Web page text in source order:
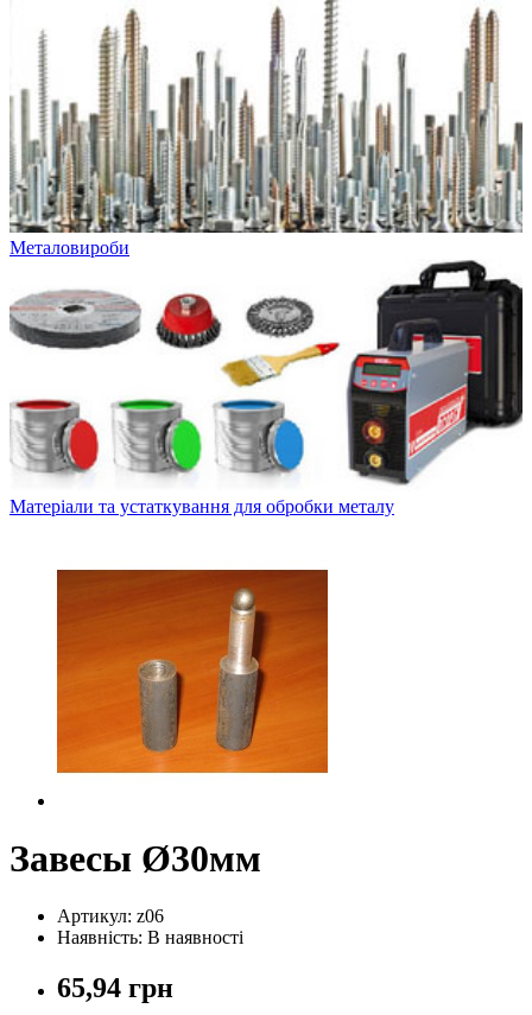
Металовироби
Матеріали та устаткування для обробки металу
Завесы Ø30мм
Артикул: z06
Наявність: В наявності
65,94 грн